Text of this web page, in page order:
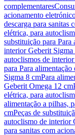
complementares
acionamento
descarga para sanitas
elétrica, para
substituição para
interior Geberit Sigma
autoclismos de
para Para
Sigma 8 cmPara
Geberit Omega 12 cm
elétrica, para
alimentação a pilhas,
cmPeças de
autoclismo de interior
para sanitas com